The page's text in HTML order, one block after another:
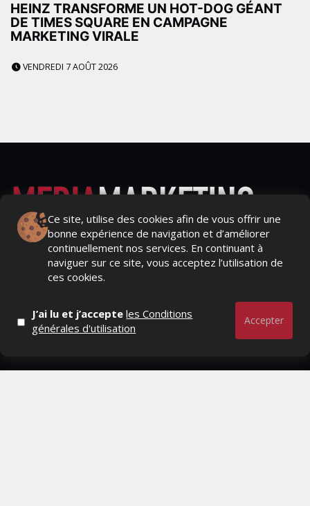
HEINZ TRANSFORME UN HOT-DOG GÉANT
DE TIMES SQUARE EN CAMPAGNE
MARKETING VIRALE
VENDREDI 7 AOÛT 2026
Ce site, utilise des cookies afin de vous offrir une
bonne expérience de navigation et d’améliorer
continuellement nos services. En continuant à
naviguer sur ce site, vous acceptez l’utilisation de
ces cookies.
J’ai lu et j’accepteles Conditions
générales d'utilisation
Accepter
Actualités Média, Actualités Com/Market/Ntic, Actualités
Distrib, Dossier, Interview, Stratégies, Communication,
Marques avenue, Relations presse, Créa, Baromètre,
People, Métier, Profil...
RESTER CONNECTÉ